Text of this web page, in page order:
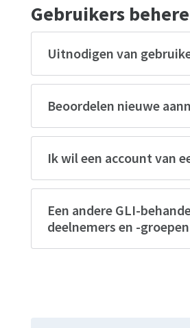
Gebruikers
Uitnodigen van
Beoordelen nieuwe
Ik wil een account van
Een andere GLI-
deelnemers en -